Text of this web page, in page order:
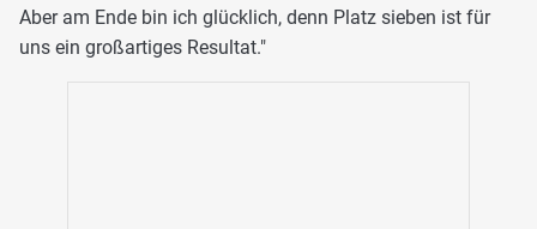
Aber am Ende bin ich glücklich, denn Platz sieben ist für
uns ein großartiges Resultat."